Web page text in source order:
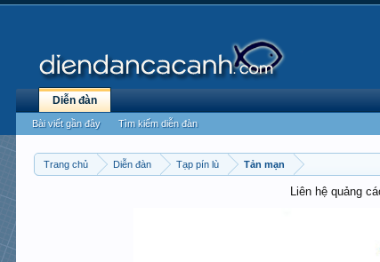
Trang chủ Diễn đàn Tạp pín lù Tản mạn
Liên hệ quảng
Diễn đàn
Bài viết gần đây Tìm kiếm diễn đàn